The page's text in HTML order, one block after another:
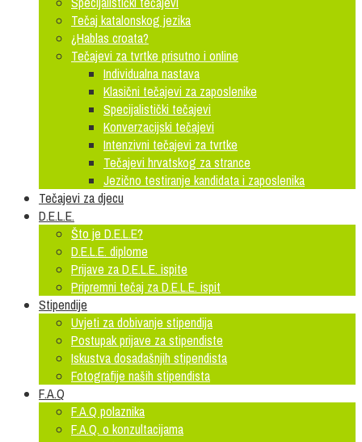
Tečaj katalonskog jezika
¿Hablas croata?
Tečajevi za tvrtke prisutno i online
Individualna nastava
Klasični tečajevi za zaposlenike
Specijalistički tečajevi
Konverzacijski tečajevi
Intenzivni tečajevi za tvrtke
Tečajevi hrvatskog za strance
Jezično testiranje kandidata i zaposlenika
Tečajevi za djecu
D.E.L.E.
Što je D.E.L.E?
D.E.L.E. diplome
Prijave za D.E.L.E. ispite
Pripremni tečaj za D.E.L.E. ispit
Stipendije
Uvjeti za dobivanje stipendija
Postupak prijave za stipendiste
Iskustva dosadašnjih stipendista
Fotografije naših stipendista
F.A.Q
F.A.Q polaznika
F.A.Q. o konzultacijama